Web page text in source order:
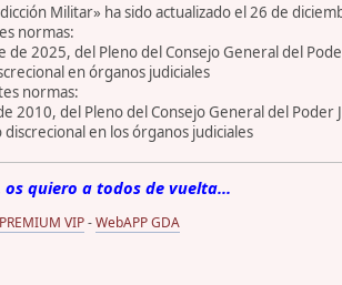
Militar» ha sido actualizado el 26 de
normas:
2025, del Pleno del Consejo General del
en órganos judiciales
normas:
2010, del Pleno del Consejo General del
en los órganos judiciales
quiero a todos de vuelta...
VIP-WebAPP GDA